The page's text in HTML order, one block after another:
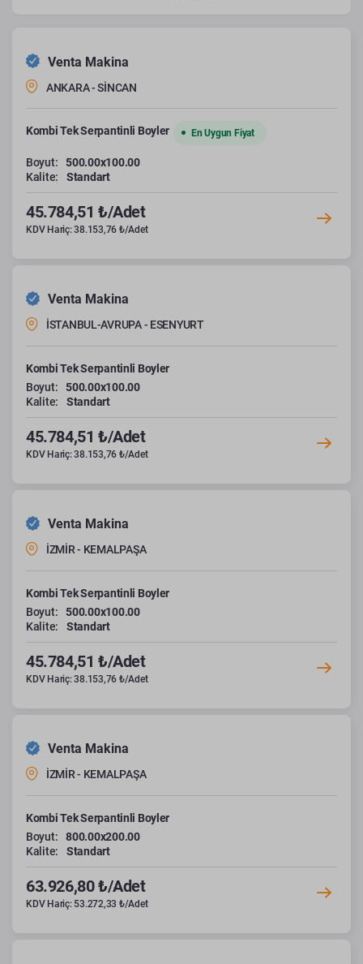
Venta Makina
ANKARA - SİNCAN
Kombi Tek Serpantinli Boyler En Uygun Fiyat
Boyut:
500.00x100.00
Kalite:
Standart
45.784,51 ₺/Adet
KDV Hariç: 38.153,76 ₺/Adet
Venta Makina
İSTANBUL-AVRUPA - ESENYURT
Kombi Tek Serpantinli Boyler
Boyut:
500.00x100.00
Kalite:
Standart
45.784,51 ₺/Adet
KDV Hariç: 38.153,76 ₺/Adet
Venta Makina
İZMİR - KEMALPAŞA
Kombi Tek Serpantinli Boyler
Boyut:
500.00x100.00
Kalite:
Standart
45.784,51 ₺/Adet
KDV Hariç: 38.153,76 ₺/Adet
Venta Makina
İZMİR - KEMALPAŞA
Kombi Tek Serpantinli Boyler
Boyut:
800.00x200.00
Kalite:
Standart
63.926,80 ₺/Adet
KDV Hariç: 53.272,33 ₺/Adet